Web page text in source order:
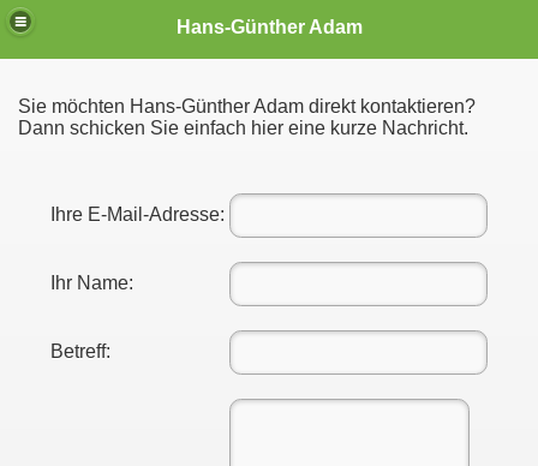
Hans-Günther Adam
Sie möchten Hans-Günther Adam direkt kontaktieren?
Dann schicken Sie einfach hier eine kurze Nachricht.
Ihre E-Mail-Adresse:
Ihr Name:
Betreff: